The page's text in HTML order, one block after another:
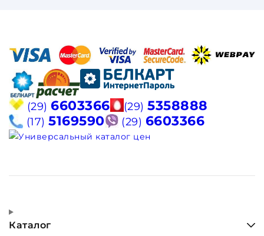
(29) 6603366 (29) 5358888
(17) 5169590 (29) 6603366
Каталог